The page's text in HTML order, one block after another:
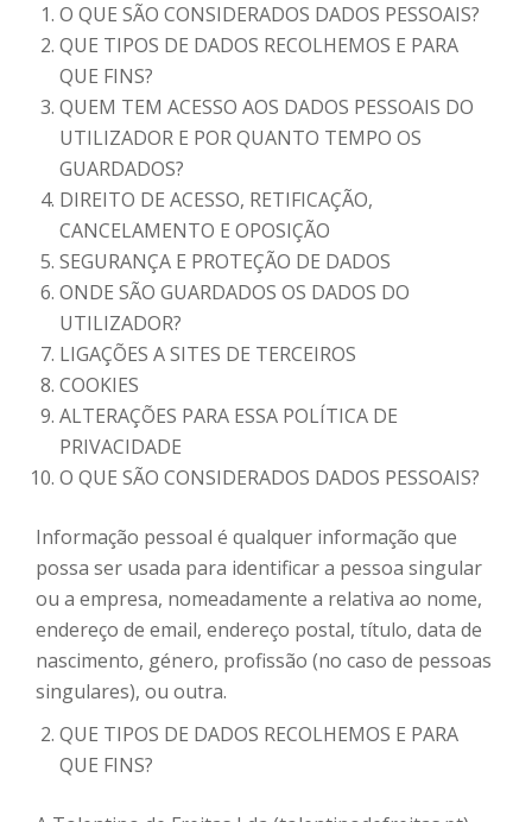
O QUE SÃO CONSIDERADOS DADOS PESSOAIS?
QUE TIPOS DE DADOS RECOLHEMOS E PARA
QUE FINS?
QUEM TEM ACESSO AOS DADOS PESSOAIS DO
UTILIZADOR E POR QUANTO TEMPO OS
GUARDADOS?
DIREITO DE ACESSO, RETIFICAÇÃO,
CANCELAMENTO E OPOSIÇÃO
SEGURANÇA E PROTEÇÃO DE DADOS
ONDE SÃO GUARDADOS OS DADOS DO
UTILIZADOR?
LIGAÇÕES A SITES DE TERCEIROS
COOKIES
ALTERAÇÕES PARA ESSA POLÍTICA DE
PRIVACIDADE
O QUE SÃO CONSIDERADOS DADOS PESSOAIS?
Informação pessoal é qualquer informação que
possa ser usada para identificar a pessoa singular
ou a empresa, nomeadamente a relativa ao nome,
endereço de email, endereço postal, título, data de
nascimento, género, profissão (no caso de pessoas
singulares), ou outra.
QUE TIPOS DE DADOS RECOLHEMOS E PARA
QUE FINS?